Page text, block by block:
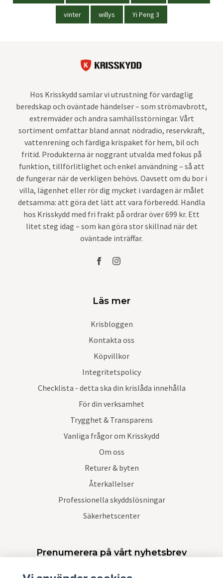
vinter willys Yi Peng 3
Hos Krisskydd samlar vi utrustning för vardaglig
beredskap och oväntade händelser – som strömavbrott,
extremväder och andra samhällsstörningar. Vårt
sortiment omfattar bland annat nödradio, reservkraft,
vattenrening och färdiga krispaket för hem, bil och
fritid. Produkterna är noggrant utvalda med fokus på
funktion, tillförlitlighet och enkel användning – så att
de fungerar när de verkligen behövs. Oavsett om du bor i
villa, lägenhet eller rör dig mycket i vardagen är målet
detsamma: att göra det lätt att vara förberedd. Handla
hos Krisskydd med fri frakt på ordrar över 699 kr. Ett
litet steg idag – som kan göra stor skillnad när det
oväntade inträffar.
Läs mer
Krisbloggen
Kontakta oss
Köpvillkor
Integritetspolicy
Checklista - detta ska din krislåda innehålla
För din verksamhet
Trygghet & Transparens
Vanliga frågor om Krisskydd
Om oss
Returer & byten
Återkallelser
Professionella skyddslösningar
Säkerhetscenter
Prenumerera på vårt nyhetsbrev